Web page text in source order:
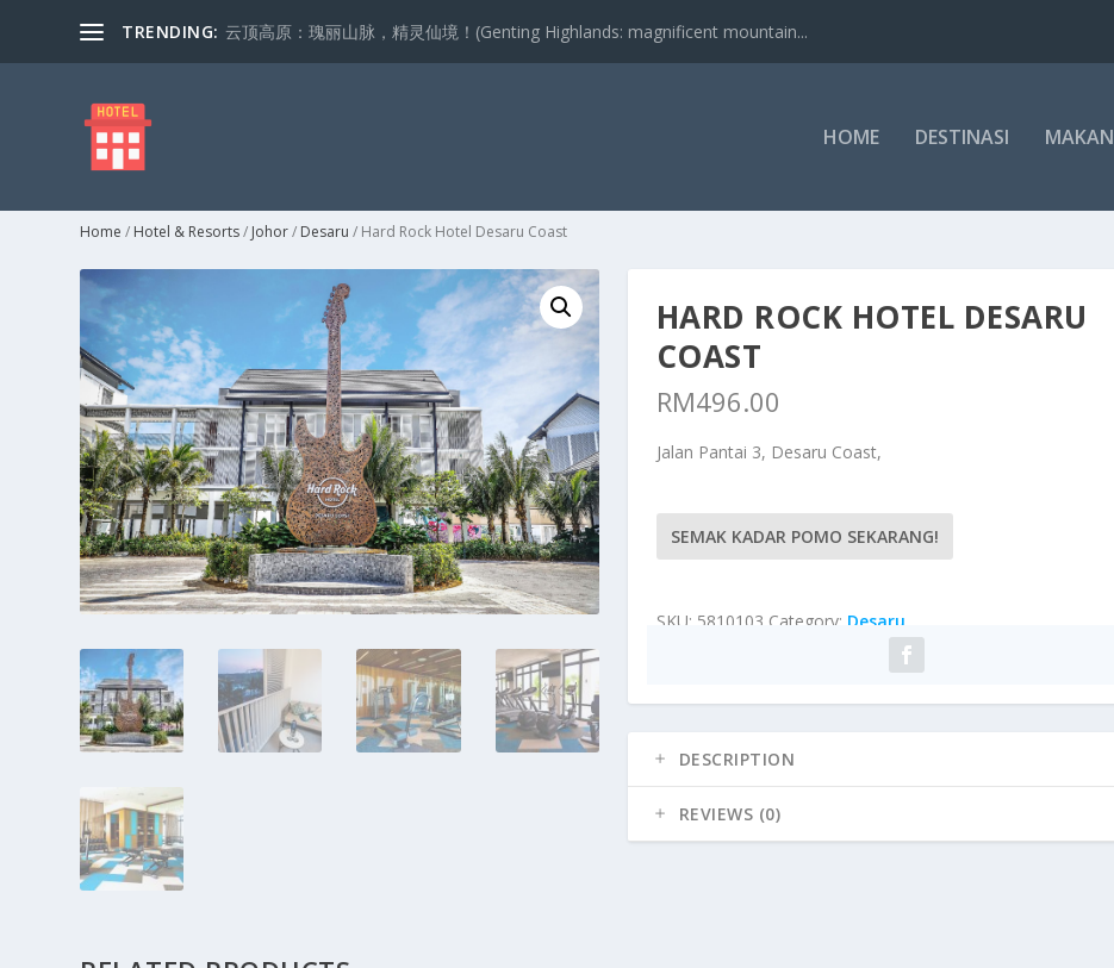
TRENDING: 云顶高原：瑰丽山脉，精灵仙境！(Genting Highlands: magnificent mountain...
HOME DESTINASI MAKAN
Home / Hotel & Resorts/ Johor/ Desaru / Hard Rock Hotel Desaru Coast
HARD ROCK HOTEL DESARU
COAST
RM496.00
Jalan Pantai 3, Desaru Coast,
SEMAK KADAR POMO SEKARANG!
SKU: 5810103 Category: Desaru
DESCRIPTION
REVIEWS (0)